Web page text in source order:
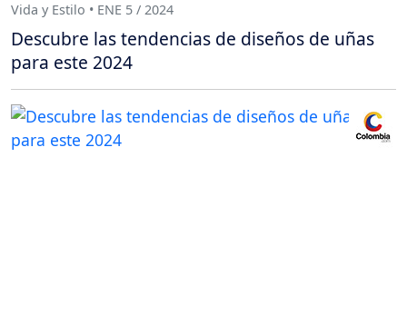
Vida y Estilo • ENE 5 / 2024
Descubre las tendencias de diseños de uñas
para este 2024